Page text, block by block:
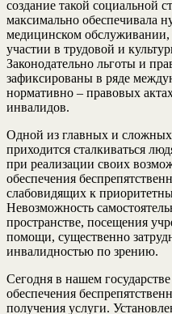
создание такой социальной
максимально обеспечивала
медицинском
участии в трудовой и
Законодательно льготы и
зафиксированы в ряде
нормативно – правовых
инвалидов.
Одной из главных и
приходится сталкиваться
при реализации своих
обеспечения
слабовидящих к
Невозможность
пространстве, посещения
помощи, существенно
инвалидностью по зрению.
Сегодня в нашем
обеспечения
получения услуги.